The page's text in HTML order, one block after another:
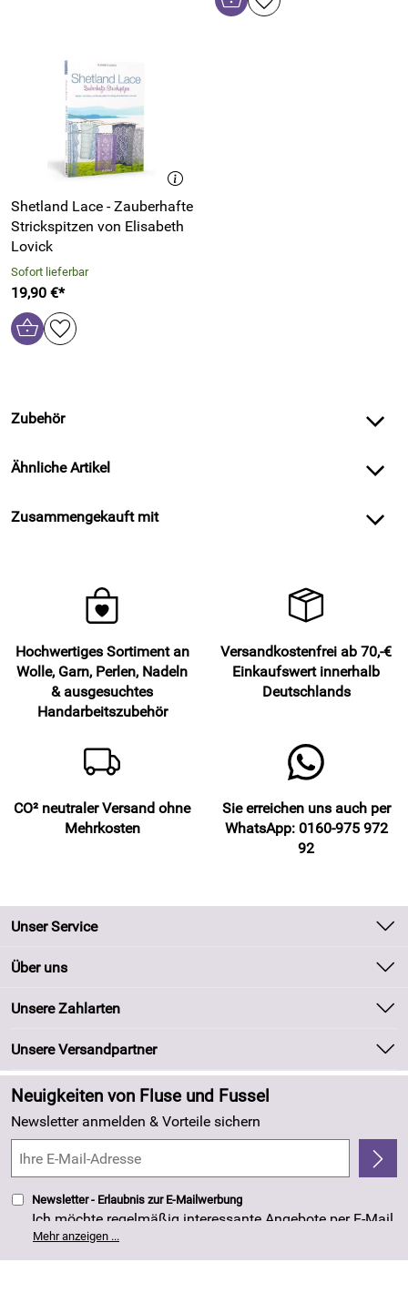
Shetland Lace - Zauberhafte
Strickspitzen von Elisabeth
Lovick
Sofort lieferbar
19,90 €*
Zubehör
Ähnliche Artikel
Zusammengekauft mit
Hochwertiges Sortiment an
Wolle, Garn, Perlen, Nadeln
& ausgesuchtes
Handarbeitszubehör
Versandkostenfrei ab 70,-€
Einkaufswert innerhalb
Deutschlands
CO² neutraler Versand ohne
Mehrkosten
Sie erreichen uns auch per
WhatsApp: 0160-975 972
92
Unser Service
Kontakt
Kundeninformationen
Newsletter
Zahlung und Versand
Kundenlogin
Über uns
Unsere Bestseller
Neu
Angebote
Made in Germany
4,8/5*****
Unsere Zahlarten
Unsere Versandpartner
Neuigkeiten von Fluse und Fussel
Newsletter anmelden & Vorteile sichern
Newsletter - Erlaubnis zur E-Mailwerbung
Ich möchte regelmäßig interessante Angebote per E-Mail
erhalten. Meine E-Mail-Adresse wird nicht an andere
Unternehmen weitergegeben. Die Einwilligung zur
Nutzung meiner E-Mail- Adresse für Werbezwecke kann
Mehr anzeigen ...